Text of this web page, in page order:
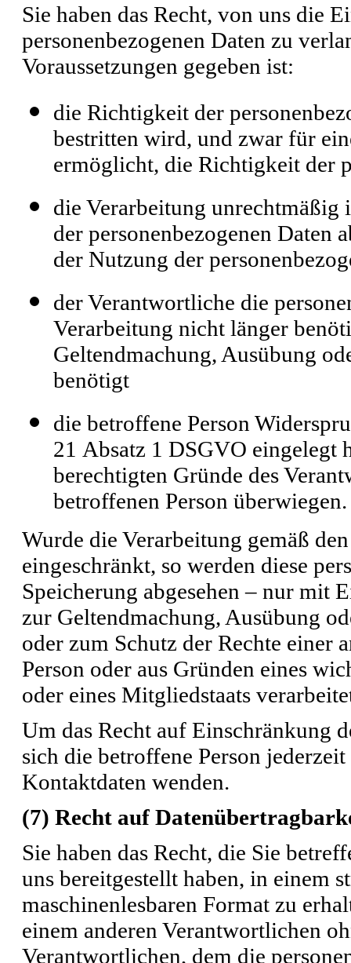
Sie haben das Recht, von uns die
personenbezogenen Daten zu
Voraussetzungen gegeben ist:
die Richtigkeit der
bestritten wird, und zwar für
ermöglicht, die Richtigkeit der
die Verarbeitung unrechtmäßig
der personenbezogenen Daten
der Nutzung der
der Verantwortliche die
Verarbeitung nicht länger
Geltendmachung, Ausübung
benötigt
die betroffene Person
21 Absatz 1 DSGVO eingelegt
berechtigten Gründe des
betroffenen Person überwiegen.
Wurde die Verarbeitung gemäß
eingeschränkt, so werden diese
Speicherung abgesehen – nur mit
zur Geltendmachung, Ausübung
oder zum Schutz der Rechte einer
Person oder aus Gründen eines
oder eines Mitgliedstaats
Um das Recht auf Einschränkung
sich die betroffene Person
Kontaktdaten wenden.
(7) Recht auf
Sie haben das Recht, die Sie
uns bereitgestellt haben, in einem
maschinenlesbaren Format zu
einem anderen Verantwortlichen
Verantwortlichen, dem die